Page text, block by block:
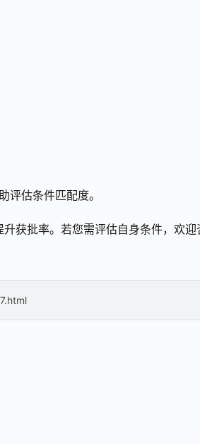
估条件匹配度。
获批率。若您需评估自身条件，欢迎